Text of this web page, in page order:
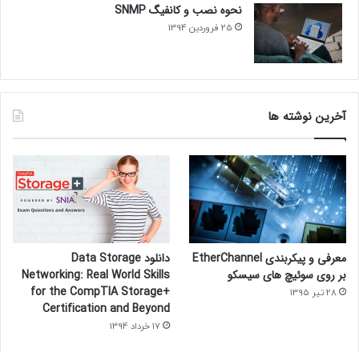
نحوه نصب و کانفیگ SNMP
25 فروردین 1394
آخرین نوشته ها
معرفی و پیکربندی EtherChannel
بر روی سوئیچ های سیسکو
28 تیر 1395
دانلود Data Storage
Networking: Real World Skills
for the CompTIA Storage+
Certification and Beyond
17 خرداد 1394